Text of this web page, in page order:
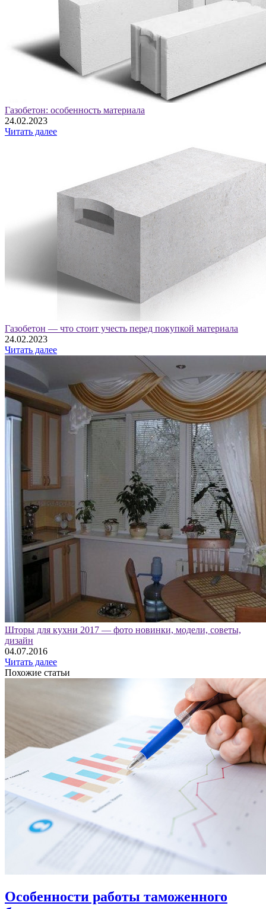
Газобетон: особенность материала
24.02.2023
Читать далее
Газобетон — что стоит учесть перед покупкой материала
24.02.2023
Читать далее
Шторы для кухни 2017 — фото новинки, модели, советы,
дизайн
04.07.2016
Читать далее
Похожие статьи
Особенности работы таможенного